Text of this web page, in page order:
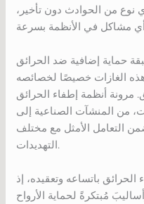
نوع من الحوادث دون تأخير،
حماية إضافية ضد الحرائق
الغازات خصيصًا لخصائصه
مرونة أنظمة إطفاء الحرائق
من المنشآت الصناعية إلى
التعامل الأمثل مع مختلف
التهديدات.
باتساعه وتعقيده، إذ
مُبتكرةً لحماية الأرواح